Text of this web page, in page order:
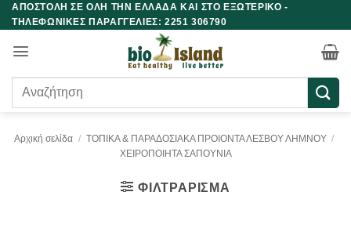
Μετάβαση
στο
περιεχόμενο
ΑΠΟΣΤΟΛΗ ΣΕ ΟΛΗ ΤΗΝ ΕΛΛΑΔΑ ΚΑΙ ΣΤΟ ΕΞΩΤΕΡΙΚΟ -
ΤΗΛΕΦΩΝΙΚΕΣ ΠΑΡΑΓΓΕΛΙΕΣ: 2251 306790
Αναζήτηση
Αρχική σελίδα / ΤΟΠΙΚΑ & ΠΑΡΑΔΟΣΙΑΚΑ ΠΡΟΙΟΝΤΑ ΛΕΣΒΟΥ ΛΗΜΝΟΥ /
ΧΕΙΡΟΠΟΙΗΤΑ ΣΑΠΟΥΝΙΑ
ΦΙΛΤΡΆΡΙΣΜΑ